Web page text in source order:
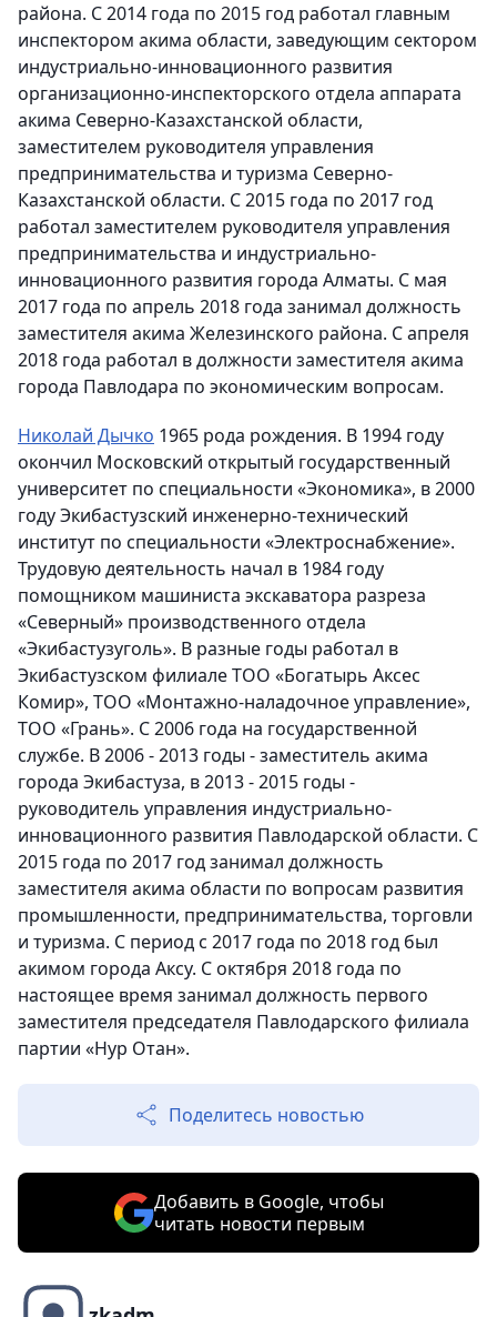
района. С 2014 года по 2015 год работал главным
инспектором акима области, заведующим сектором
индустриально-инновационного развития
организационно-инспекторского отдела аппарата
акима Северно-Казахстанской области,
заместителем руководителя управления
предпринимательства и туризма Северно-
Казахстанской области. С 2015 года по 2017 год
работал заместителем руководителя управления
предпринимательства и индустриально-
инновационного развития города Алматы. С мая
2017 года по апрель 2018 года занимал должность
заместителя акима Железинского района. С апреля
2018 года работал в должности заместителя акима
города Павлодара по экономическим вопросам.
Николай Дычко 1965 рода рождения. В 1994 году
окончил Московский открытый государственный
университет по специальности «Экономика», в 2000
году Экибастузский инженерно-технический
институт по специальности «Электроснабжение».
Трудовую деятельность начал в 1984 году
помощником машиниста экскаватора разреза
«Северный» производственного отдела
«Экибастузуголь». В разные годы работал в
Экибастузском филиале ТОО «Богатырь Аксес
Комир», ТОО «Монтажно-наладочное управление»,
ТОО «Грань». С 2006 года на государственной
службе. В 2006 - 2013 годы - заместитель акима
города Экибастуза, в 2013 - 2015 годы -
руководитель управления индустриально-
инновационного развития Павлодарской области. С
2015 года по 2017 год занимал должность
заместителя акима области по вопросам развития
промышленности, предпринимательства, торговли
и туризма. С период с 2017 года по 2018 год был
акимом города Аксу. С октября 2018 года по
настоящее время занимал должность первого
заместителя председателя Павлодарского филиала
партии «Нур Отан».
Поделитесь новостью
Добавить в Google, чтобы
читать новости первым